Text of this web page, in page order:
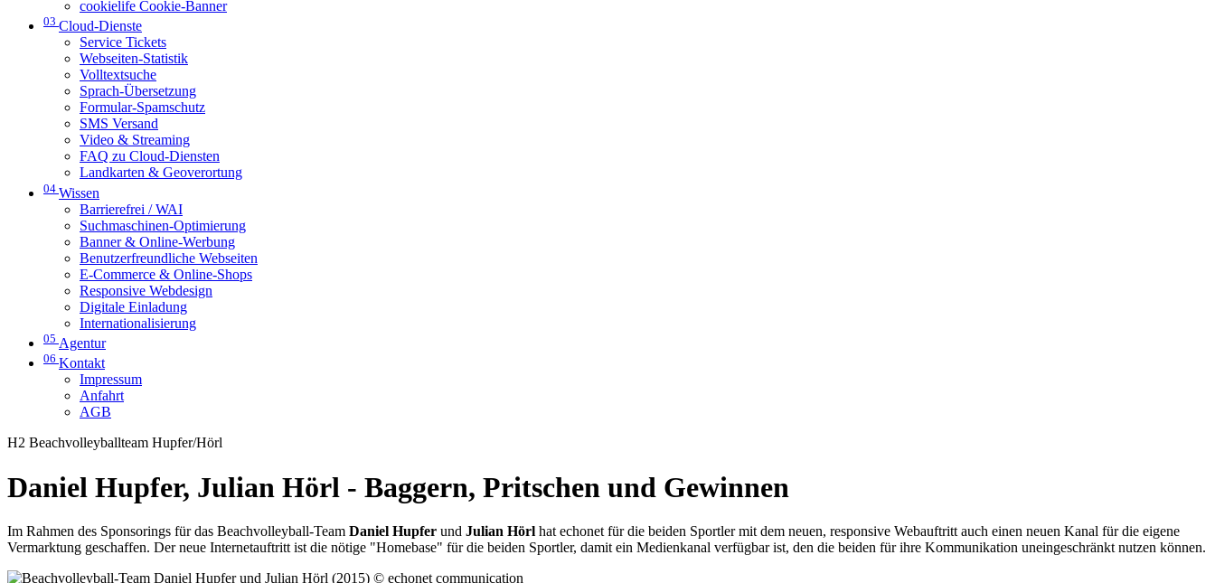
cookielife Cookie-Banner
03 Cloud-Dienste
Service Tickets
Webseiten-Statistik
Volltextsuche
Sprach-Übersetzung
Formular-Spamschutz
SMS Versand
Video & Streaming
FAQ zu Cloud-Diensten
Landkarten & Geoverortung
04 Wissen
Barrierefrei / WAI
Suchmaschinen-Optimierung
Banner & Online-Werbung
Benutzerfreundliche Webseiten
E-Commerce & Online-Shops
Responsive Webdesign
Digitale Einladung
Internationalisierung
05 Agentur
06 Kontakt
Impressum
Anfahrt
AGB
H2 Beachvolleyballteam Hupfer/Hörl
Daniel Hupfer, Julian Hörl - Baggern, Pritschen und Gewinnen
Im Rahmen des Sponsorings für das Beachvolleyball-Team Daniel Hupfer und Julian Hörl hat echonet für die beiden Sportler mit dem neuen, responsive Webauftritt auch einen neuen Kanal für die eigene
Vermarktung geschaffen. Der neue Internetauftritt ist die nötige "Homebase" für die beiden Sportler, damit ein Medienkanal verfügbar ist, den die beiden für ihre Kommunikation uneingeschränkt nutzen können.